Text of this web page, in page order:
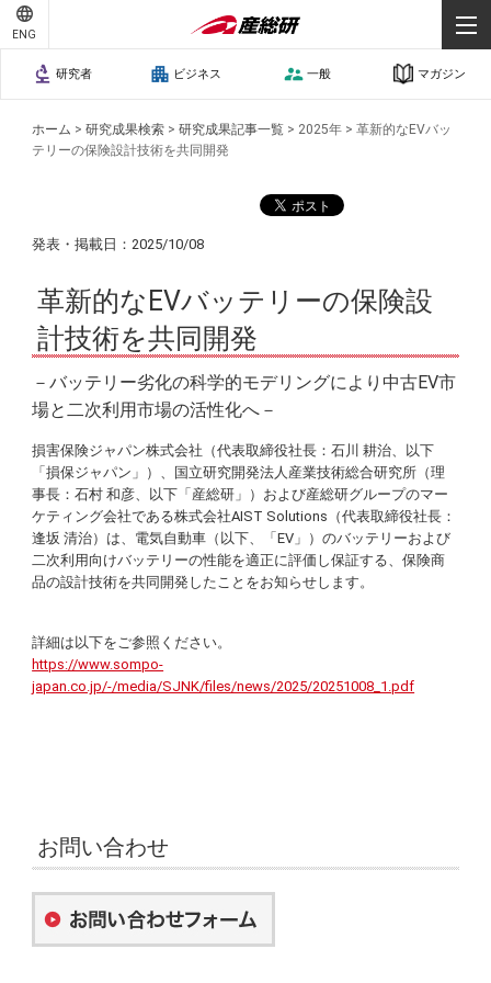
ENG
研究者 ビジネス 一般 マガジン
プライバシーポリシー 個人情報保護
ホーム >研究成果検索 >研究成果記事一覧 > 2025年 >革新的なEVバッ
テリーの保険設計技術を共同開発
発表・掲載日：2025/10/08
革新的なEVバッテリーの保険設
計技術を共同開発
－バッテリー劣化の科学的モデリングにより中古EV市
場と二次利用市場の活性化へ－
損害保険ジャパン株式会社（代表取締役社長：石川 耕治、以下
「損保ジャパン」）、国立研究開発法人産業技術総合研究所（理
事長：石村 和彦、以下「産総研」）および産総研グループのマー
ケティング会社である株式会社AIST Solutions（代表取締役社長：
逢󠄀坂 清治）は、電気自動車（以下、「EV」）のバッテリーおよび
二次利用向けバッテリーの性能を適正に評価し保証する、保険商
品の設計技術を共同開発したことをお知らせします。
詳細は以下をご参照ください。
https://www.sompo-
japan.co.jp/-/media/SJNK/files/news/2025/20251008_1.pdf
お問い合わせ